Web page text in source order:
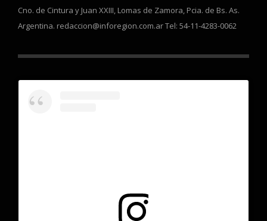
Cno. de Cintura y Juan XXIII, Lomas de Zamora, Pcia. de Bs. As.
Argentina. redaccion@inforegion.com.ar Tel: 54-11-4283-0062